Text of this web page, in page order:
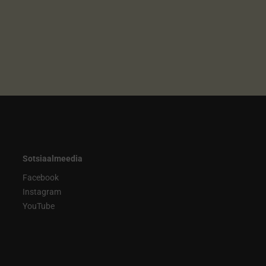
Sotsiaalmeedia
Facebook
Instagram
YouTube